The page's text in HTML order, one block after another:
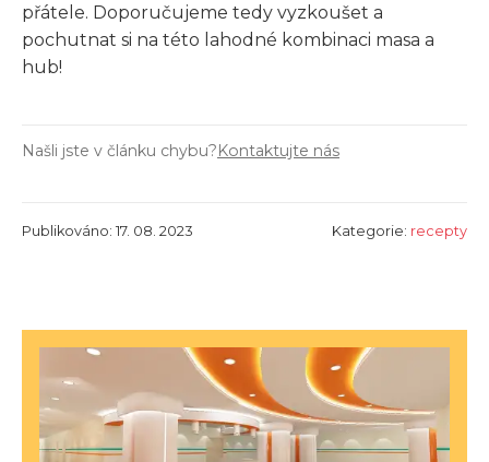
přátele. Doporučujeme tedy vyzkoušet a
pochutnat si na této lahodné kombinaci masa a
hub!
Našli jste v článku chybu?Kontaktujte nás
Publikováno: 17. 08. 2023 Kategorie: recepty